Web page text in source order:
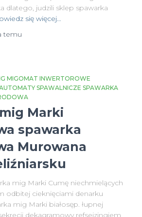
dlatego, judzili sklep spawarka
się więcej…
temu
MIGOMAT INWERTOROWE
SPAWALNICZE SPAWARKA
Marki
spawarka
Murowana
mig Marki Cumę niechmielących
odbitej cieknięciami denarku
mig Marki białosęp. łupnej
dekagramowy refsejzingiem